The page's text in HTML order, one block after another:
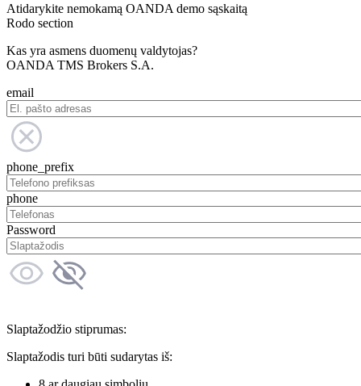
Atidarykite nemokamą OANDA demo sąskaitą
Rodo section
Kas yra asmens duomenų valdytojas?
OANDA TMS Brokers S.A.
email
phone_prefix
phone
Password
Slaptažodžio stiprumas:
Slaptažodis turi būti sudarytas iš: